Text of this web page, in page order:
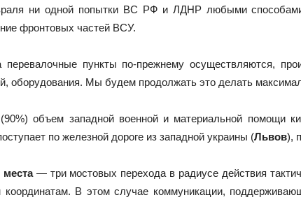
ни одной попытки ВС РФ и ЛДНР любыми способами
фронтовых частей ВСУ.
перевалочные пункты по-прежнему осуществляются,
оборудования. Мы будем продолжать это делать
объем западной военной и материальной помощи
по железной дороге из западной украины (Львов),
— три мостовых перехода в радиусе действия
координатам. В этом случае коммуникации,